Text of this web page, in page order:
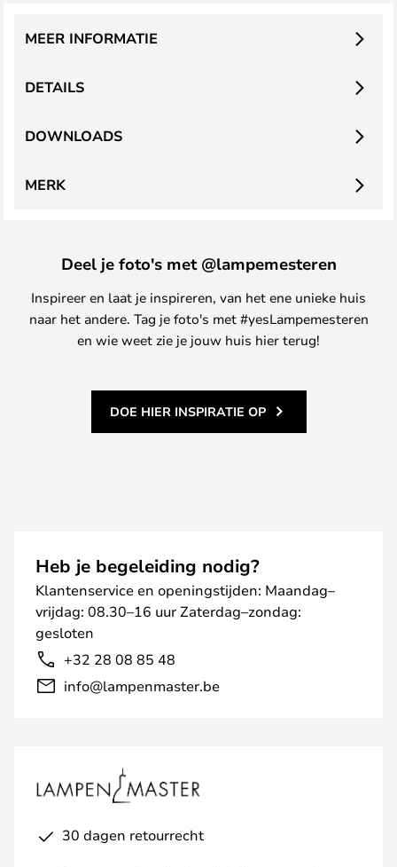
DETAILS
MEER INFORMATIE
DOWNLOADS
MERK
Deel je foto's met @lampemesteren
Inspireer en laat je inspireren, van het ene unieke huis
naar het andere. Tag je foto's met #yesLampemesteren
en wie weet zie je jouw huis hier terug!
DOE HIER INSPIRATIE OP
Heb je begeleiding nodig?
Klantenservice en openingstijden: Maandag–
vrijdag: 08.30–16 uur Zaterdag–zondag:
gesloten
+32 28 08 85 48
info@lampenmaster.be
30 dagen retourrecht